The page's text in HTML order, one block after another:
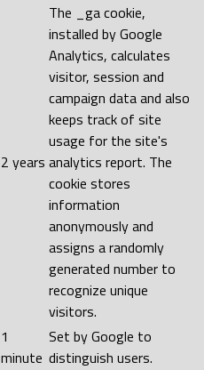
2 years
The _ga cookie,
installed by Google
Analytics, calculates
visitor, session and
campaign data and also
keeps track of site
usage for the site's
analytics report. The
cookie stores
information
anonymously and
assigns a randomly
generated number to
recognize unique
visitors.
1
minute
Set by Google to
distinguish users.